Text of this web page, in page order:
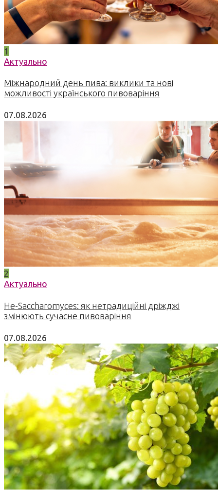
1
Актуально
Міжнародний день пива: виклики та нові
можливості українського пивоваріння
07.08.2026
2
Актуально
Не-Saccharomyces: як нетрадиційні дріжджі
змінюють сучасне пивоваріння
07.08.2026